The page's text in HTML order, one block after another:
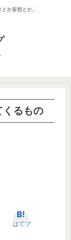
か妄想とか。
くるもの
はてブ